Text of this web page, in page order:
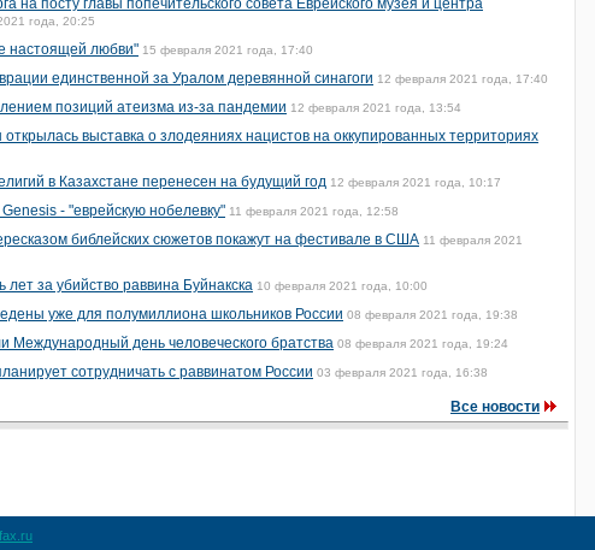
на посту главы попечительского совета Еврейского музея и центра
года, 20:25
настоящей любви" 15 февраля 2021 года, 17:40
единственной за Уралом деревянной синагоги 12 февраля 2021 года, 17:40
позиций атеизма из-за пандемии 12 февраля 2021 года, 13:54
выставка о злодеяниях нацистов на оккупированных территориях
в Казахстане перенесен на будущий год 12 февраля 2021 года, 10:17
- "еврейскую нобелевку" 11 февраля 2021 года, 12:58
библейских сюжетов покажут на фестивале в США 11 февраля 2021
лет за убийство раввина Буйнакска 10 февраля 2021 года, 10:00
уже для полумиллиона школьников России 08 февраля 2021 года, 19:38
Международный день человеческого братства 08 февраля 2021 года, 19:24
сотрудничать с раввинатом России 03 февраля 2021 года, 16:38
Все новости